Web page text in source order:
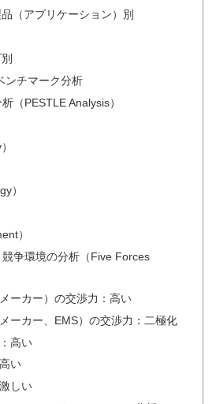
（アプリケーション）別
ンチマーク分析
（PESTLE Analysis）
）
）
争環境の分析（Five Forces
ーカー）の交渉力：高い
ーカー、EMS）の交渉力：二極化
高い
い
しい